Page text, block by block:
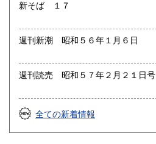
新そば １７
週刊新潮 昭和５６年１月６日
週刊読売 昭和５７年２月２１日号
全ての新着情報